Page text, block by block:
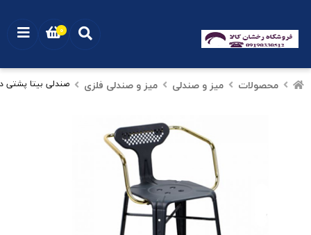
محصولات میز و صندلی میز و صندلی فلزی صندلی بیتا پشتی
0